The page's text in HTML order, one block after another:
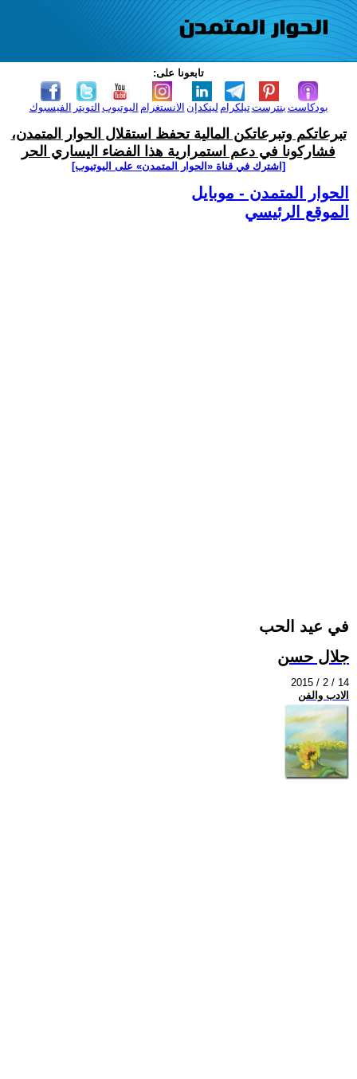
تابعونا على:
الفيسبوك التويتر اليوتيوب الانستغرام لينكدإن تيلكرامبنترست بودكاست
تبرعاتكم وتبرعاتكن المالية تحفظ استقلال الحوار المتمدن،
فشاركونا في دعم استمرارية هذا الفضاء اليساري الحر
[اشترك في قناة ‫«الحوار المتمدن» على اليوتيوب]
الحوار المتمدن - موبايل
الموقع الرئيسي
في عيد الحب
جلال حسن
2015 / 2 / 14
الادب والفن